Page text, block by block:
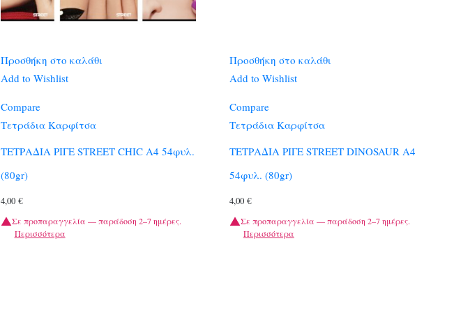
Προσθήκη στο καλάθι
Add to Wishlist
Compare
Τετράδια Καρφίτσα
ΤΕΤΡΑΔΙΑ ΡΙΓΕ STREET CHIC A4 54φυλ.
(80gr)
4,00 €
Σε προπαραγγελία — παράδοση 2–7 ημέρες.
Περισσότερα
Προσθήκη στο καλάθι
Add to Wishlist
Compare
Τετράδια Καρφίτσα
ΤΕΤΡΑΔΙΑ ΡΙΓΕ STREET DINOSAUR A4
54φυλ. (80gr)
4,00 €
Σε προπαραγγελία — παράδοση 2–7 ημέρες.
Περισσότερα